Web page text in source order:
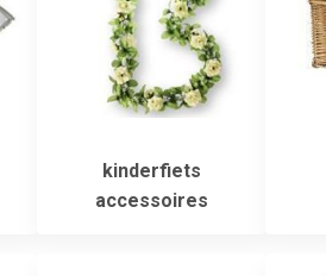
kinderfiets
accessoires